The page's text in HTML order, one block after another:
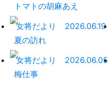
トマトの胡麻あえ
女将だより
2026.06.19
夏の訪れ
女将だより
2026.06.05
梅仕事